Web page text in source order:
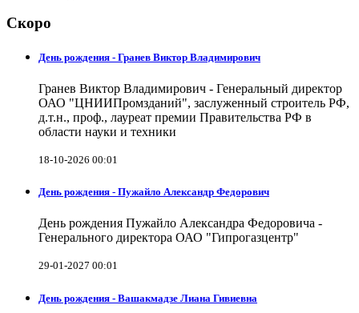
Скоро
День рождения - Гранев Виктор Владимирович
Гранев Виктор Владимирович - Генеральный директор
ОАО "ЦНИИПромзданий", заслуженный строитель РФ,
д.т.н., проф., лауреат премии Правительства РФ в
области науки и техники
18-10-2026 00:01
День рождения - Пужайло Александр Федорович
День рождения Пужайло Александра Федоровича -
Генерального директора ОАО "Гипрогазцентр"
29-01-2027 00:01
День рождения - Вашакмадзе Лиана Гивиевна